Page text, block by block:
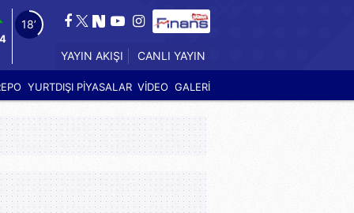
17’
YAYIN AKIŞI
YURTDIŞI PİYASALAR VİDEO GALERİ